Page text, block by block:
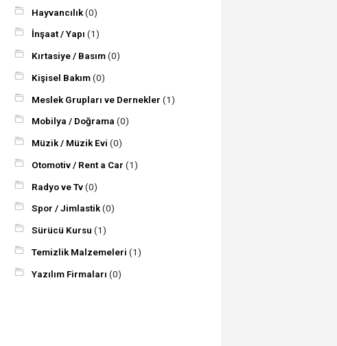
Hayvancılık(0)
İnşaat / Yapı (1)
Kırtasiye / Basım(0)
Kişisel Bakım(0)
Meslek Grupları ve Dernekler (1)
Mobilya / Doğrama (0)
Müzik / Müzik Evi (0)
Otomotiv / Rent a Car (1)
Radyo ve Tv(0)
Spor / Jimlastik(0)
Sürücü Kursu (1)
Temizlik Malzemeleri (1)
Yazılım Firmaları (0)